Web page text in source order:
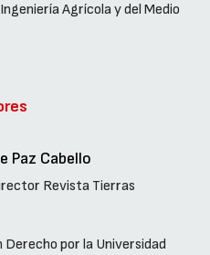
Agrícola y del Medio
Paz Cabello
Revista Tierras
Derecho por la Universidad